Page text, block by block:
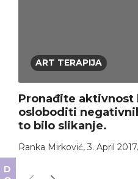
ART TERAPIJA
Pronađite aktivnost
osloboditi
to bilo slikanje.
Ranka Mirković, 3. April 2017.